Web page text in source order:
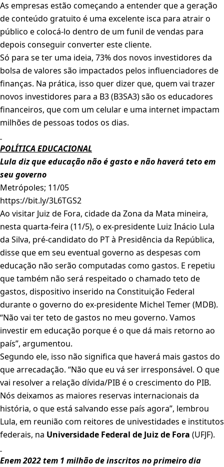
As empresas estão começando a entender que a geração
de conteúdo gratuito é uma excelente isca para atrair o
público e colocá-lo dentro de um funil de vendas para
depois conseguir converter este cliente.
Só para se ter uma ideia, 73% dos novos investidores da
bolsa de valores são impactados pelos influenciadores de
finanças. Na prática, isso quer dizer que, quem vai trazer
novos investidores para a B3 (B3SA3) são os educadores
financeiros, que com um celular e uma internet impactam
milhões de pessoas todos os dias.
POLÍTICA EDUCACIONAL
Lula diz que educação não é gasto e não haverá teto em
seu governo
Metrópoles; 11/05
https://bit.ly/3L6TGS2
Ao visitar Juiz de Fora, cidade da Zona da Mata mineira,
nesta quarta-feira (11/5), o ex-presidente Luiz Inácio Lula
da Silva, pré-candidato do PT à Presidência da República,
disse que em seu eventual governo as despesas com
educação não serão computadas como gastos. E repetiu
que também não será respeitado o chamado teto de
gastos, dispositivo inserido na Constituição Federal
durante o governo do ex-presidente Michel Temer (MDB).
“Não vai ter teto de gastos no meu governo. Vamos
investir em educação porque é o que dá mais retorno ao
país”, argumentou.
Segundo ele, isso não significa que haverá mais gastos do
que arrecadação. “Não que eu vá ser irresponsável. O que
vai resolver a relação dívida/PIB é o crescimento do PIB.
Nós deixamos as maiores reservas internacionais da
história, o que está salvando esse país agora”, lembrou
Lula, em reunião com reitores de univestidades e institutos
federais, na Universidade Federal de Juiz de Fora (UFJF).
Enem 2022 tem 1 milhão de inscritos no primeiro dia